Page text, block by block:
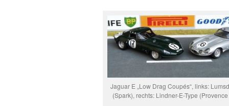
Jaguar E „Low Drag Coupés“, links:
(Spark), rechts: Lindner-E-Type